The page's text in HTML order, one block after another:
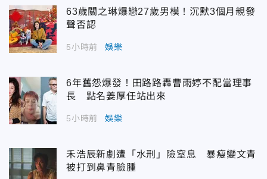
63歲關之琳爆戀27歲男模！沉默3個月親發
聲否認
5小時前 娛樂
6年舊怨爆發！田路路轟曹雨婷不配當理事
長 點名姜厚任站出來
5小時前 娛樂
禾浩辰新劇遭「水刑」險窒息 暴瘦變文青
被打到鼻青臉腫